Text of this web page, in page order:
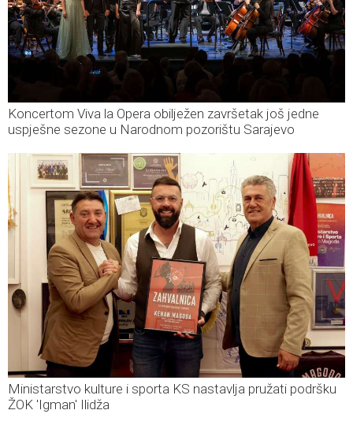
Koncertom Viva la Opera obilježen završetak još jedne
uspješne sezone u Narodnom pozorištu Sarajevo
Ministarstvo kulture i sporta KS nastavlja pružati podršku
ŽOK 'Igman' Ilidža